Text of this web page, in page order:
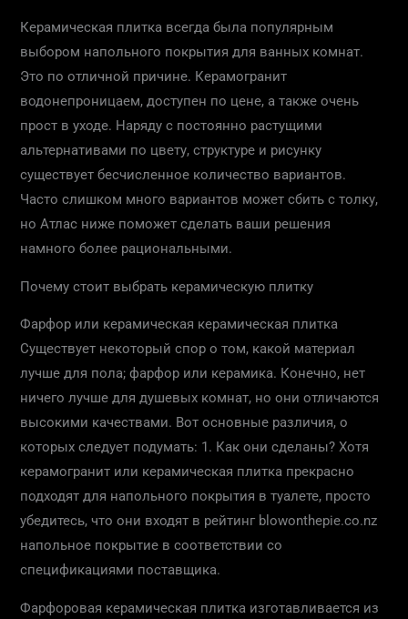
Керамическая плитка всегда была популярным
выбором напольного покрытия для ванных комнат.
Это по отличной причине. Керамогранит
водонепроницаем, доступен по цене, а также очень
прост в уходе. Наряду с постоянно растущими
альтернативами по цвету, структуре и рисунку
существует бесчисленное количество вариантов.
Часто слишком много вариантов может сбить с толку,
но Атлас ниже поможет сделать ваши решения
намного более рациональными.
Почему стоит выбрать керамическую плитку
Фарфор или керамическая керамическая плитка
Существует некоторый спор о том, какой материал
лучше для пола; фарфор или керамика. Конечно, нет
ничего лучше для душевых комнат, но они отличаются
высокими качествами. Вот основные различия, о
которых следует подумать: 1. Как они сделаны? Хотя
керамогранит или керамическая плитка прекрасно
подходят для напольного покрытия в туалете, просто
убедитесь, что они входят в рейтинг blowonthepie.co.nz
напольное покрытие в соответствии со
спецификациями поставщика.
Фарфоровая керамическая плитка изготавливается из